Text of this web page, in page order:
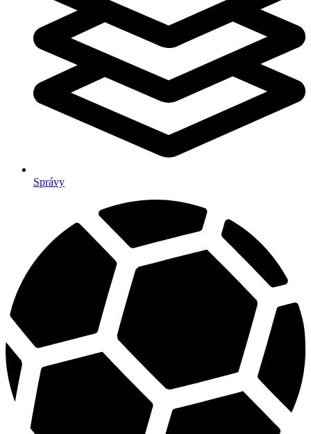
Správy